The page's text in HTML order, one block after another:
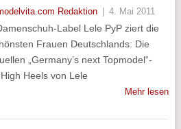
Redaktion 4. Mai 2011
Label Lele PyP ziert die
Frauen Deutschlands: Die
„Germany’s next Topmodel“-
Heels von Lele
Mehr lesen